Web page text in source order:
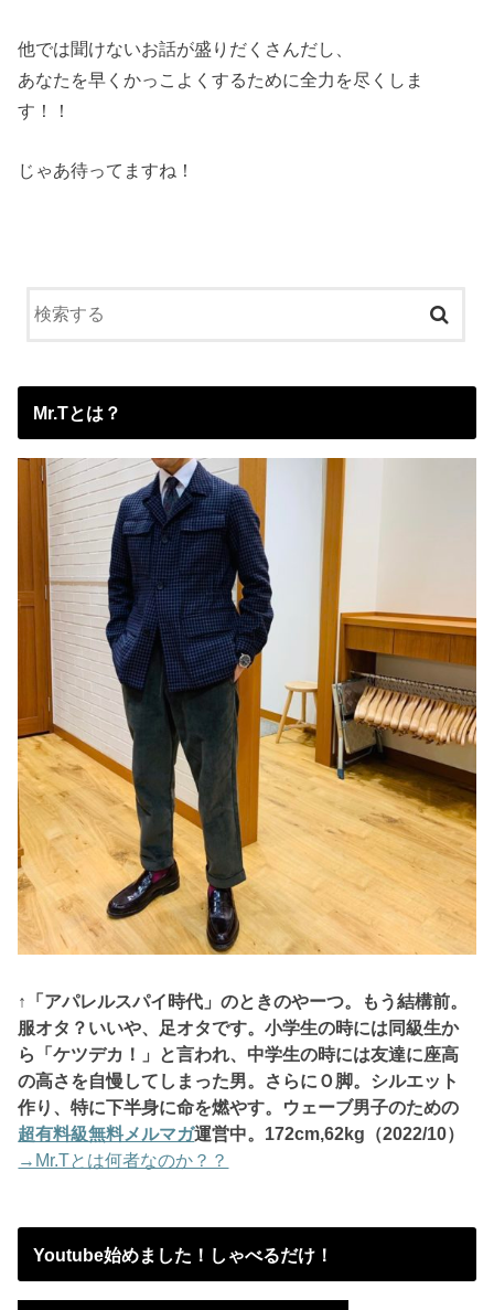
他では聞けないお話が盛りだくさんだし、
あなたを早くかっこよくするために全力を尽くしま
す！！
じゃあ待ってますね！
Mr.Tとは？
↑「アパレルスパイ時代」のときのやーつ。もう結構前。
服オタ？いいや、 足オタです。小学生の時には同級生か
ら「ケツデカ！」と言われ、中学生の時には友達に座高
の高さを自慢してしまった男。さらにＯ脚。シルエット
作り、特に下半身に命を燃やす。ウェーブ男子のための
超有料級無料メルマガ運営中。172cm,62kg（2022/10）
→Mr.Tとは何者なのか？？
Youtube始めました！しゃべるだけ！